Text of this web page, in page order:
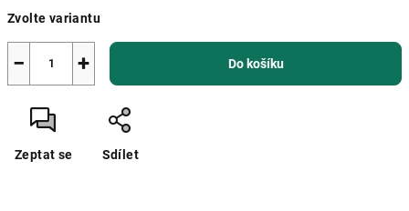
cena:
Zvolte variantu
+
− Do košíku
Zeptat se Sdílet